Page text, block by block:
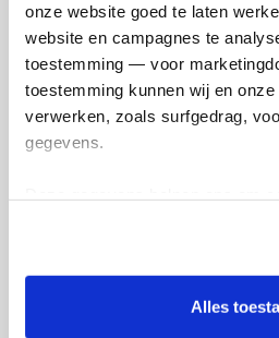
onze website goed te laten
website en campagnes te
toestemming — voor
toestemming kunnen wij en
verwerken, zoals surfgedrag,
gegevens.
tonen. Je kunt je toestemming
intrekken via Cookie instellingen
lijst met cookies is te vinden in
Alles
Updates
Making of
Today is the day that
to get in contact with as